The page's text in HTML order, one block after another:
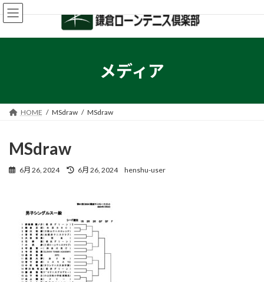
コ
ン
ン
ナ
ビ
ー
メディア
HOME MSdraw MSdraw
MSdraw
6月 26, 2024
最
新
時
:
6月 26, 2024 henshu-user